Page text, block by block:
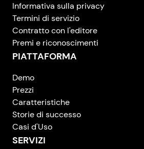
Informativa sulla privacy
Termini di servizio
Contratto con l'editore
Premi e riconoscimenti
PIATTAFORMA
Demo
Prezzi
Caratteristiche
Storie di successo
Casi d'Uso
SERVIZI